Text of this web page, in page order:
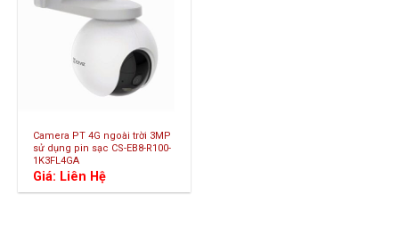
Camera PT 4G ngoài trời 3MP
sử dụng pin sạc CS-EB8-R100-
1K3FL4GA
Giá: Liên Hệ